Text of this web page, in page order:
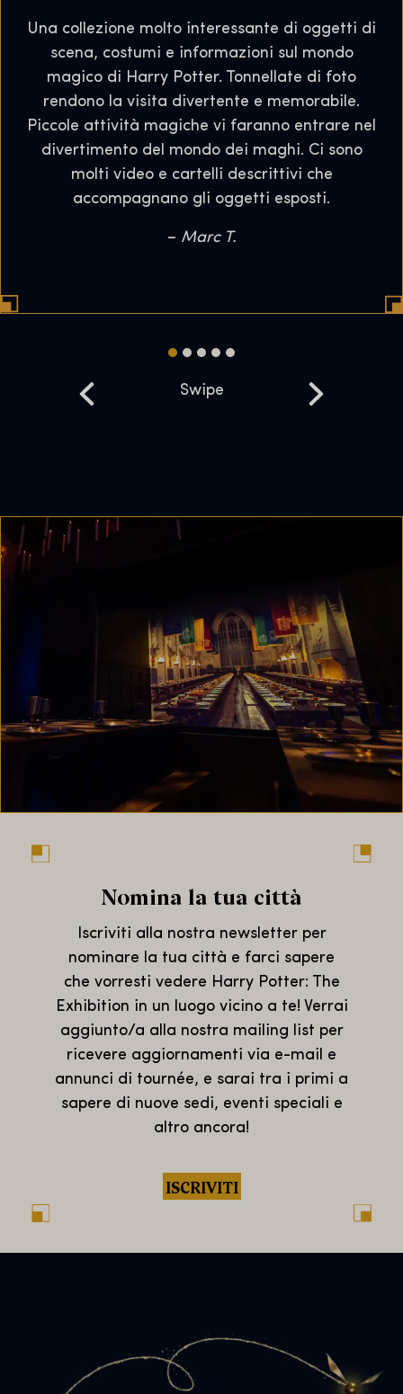
Una collezione molto interessante di oggetti di
scena, costumi e informazioni sul mondo
magico di Harry Potter. Tonnellate di foto
rendono la visita divertente e memorabile.
Piccole attività magiche vi faranno entrare nel
divertimento del mondo dei maghi. Ci sono
molti video e cartelli descrittivi che
accompagnano gli oggetti esposti.
– Marc T.
Nomina la tua città
Iscriviti alla nostra newsletter per
nominare la tua città e farci sapere
che vorresti vedere Harry Potter: The
Exhibition in un luogo vicino a te! Verrai
aggiunto/a alla nostra mailing list per
ricevere aggiornamenti via e-mail e
annunci di tournée, e sarai tra i primi a
sapere di nuove sedi, eventi speciali e
altro ancora!
ISCRIVITI